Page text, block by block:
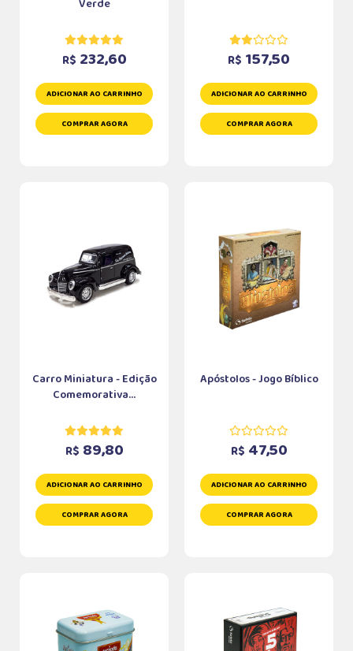
Verde
R$ 232,60
ADICIONAR AO CARRINHO
COMPRAR AGORA
R$ 157,50
ADICIONAR AO CARRINHO
COMPRAR AGORA
Carro Miniatura - Edição
Comemorativa...
R$ 89,80
ADICIONAR AO CARRINHO
COMPRAR AGORA
Apóstolos - Jogo Bíblico
R$ 47,50
ADICIONAR AO CARRINHO
COMPRAR AGORA